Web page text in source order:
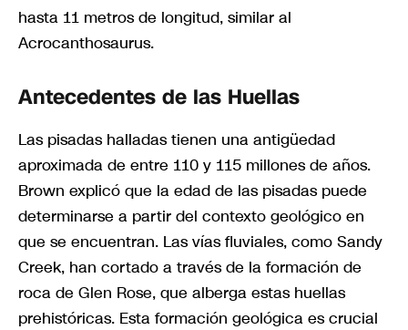
hasta 11 metros de longitud, similar al
Acrocanthosaurus.
Antecedentes de las Huellas
Las pisadas halladas tienen una antigüedad
aproximada de entre 110 y 115 millones de años.
Brown explicó que la edad de las pisadas puede
determinarse a partir del contexto geológico en
que se encuentran. Las vías fluviales, como Sandy
Creek, han cortado a través de la formación de
roca de Glen Rose, que alberga estas huellas
prehistóricas. Esta formación geológica es crucial